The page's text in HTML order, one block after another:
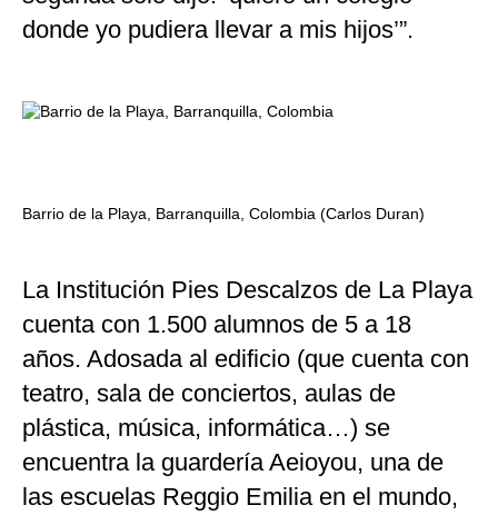
donde yo pudiera llevar a mis hijos’”.
Barrio de la Playa, Barranquilla, Colombia (Carlos Duran)
La Institución Pies Descalzos de La Playa
cuenta con 1.500 alumnos de 5 a 18
años. Adosada al edificio (que cuenta con
teatro, sala de conciertos, aulas de
plástica, música, informática…) se
encuentra la guardería Aeioyou, una de
las escuelas Reggio Emilia en el mundo,